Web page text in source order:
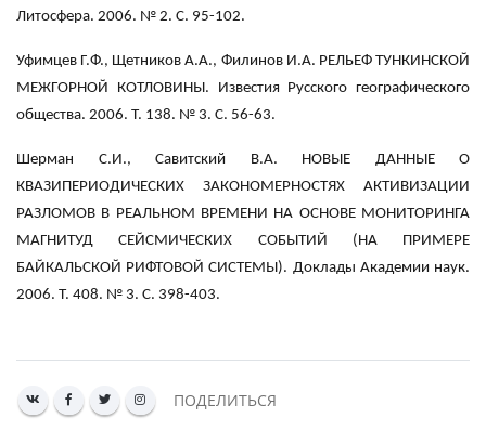
Литосфера. 2006. № 2. С. 95-102.
Уфимцев Г.Ф., Щетников А.А., Филинов И.А. РЕЛЬЕФ ТУНКИНСКОЙ
МЕЖГОРНОЙ КОТЛОВИНЫ. Известия Русского географического
общества. 2006. Т. 138. № 3. С. 56-63.
Шерман C.И., Савитский В.А. НОВЫЕ ДАННЫЕ О
КВАЗИПЕРИОДИЧЕСКИХ ЗАКОНОМЕРНОСТЯХ АКТИВИЗАЦИИ
РАЗЛОМОВ В РЕАЛЬНОМ ВРЕМЕНИ НА ОСНОВЕ МОНИТОРИНГА
МАГНИТУД СЕЙСМИЧЕСКИХ СОБЫТИЙ (НА ПРИМЕРЕ
БАЙКАЛЬСКОЙ РИФТОВОЙ СИСТЕМЫ). Доклады Академии наук.
2006. Т. 408. № 3. С. 398-403.
ПОДЕЛИТЬСЯ